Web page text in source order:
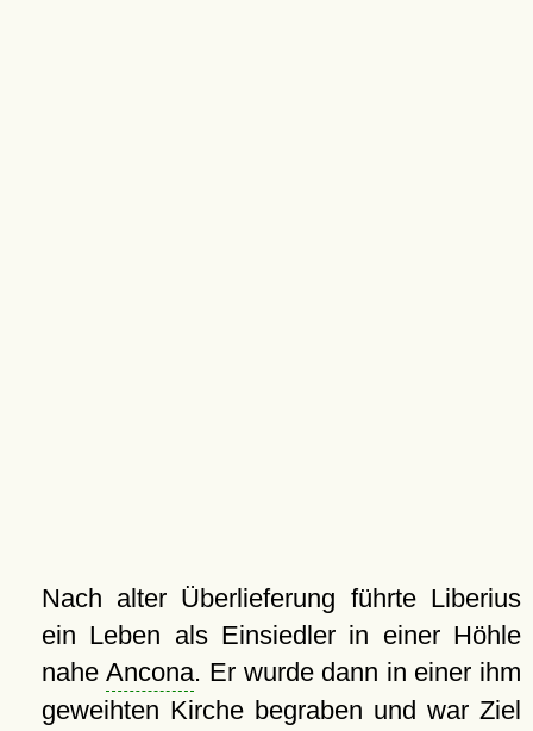
Nach alter Überlieferung führte Liberius
ein Leben als Einsiedler in einer Höhle
naheAncona. Er wurde dann in einer ihm
geweihten Kirche begraben und war Ziel